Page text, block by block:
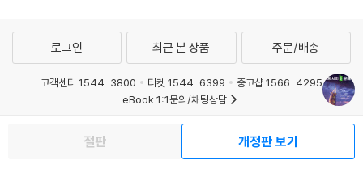
절판 개정판 보기
로그인 최근 본 상품 주문/배송
고객센터 1544-3800 티켓 1544-6399
중고샵 1566-4295
eBook 1:1문의/채팅상담
예스이십사(주) 사업자 정보
이용약관
청소년보호정책